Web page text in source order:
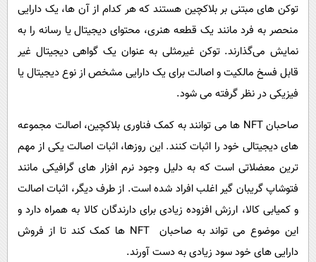
توکن‌ های مبتنی بر بلاکچین هستند که هر کدام از آن ها، یک دارایی
منحصر به فرد مانند یک قطعه هنری، محتوای دیجیتال یا رسانه را به
نمایش می‌گذارند. توکن غیرمثلی به عنوان یک گواهی دیجیتال غیر
قابل فسخ مالکیت و اصالت برای یک دارایی مشخص از نوع دیجیتال یا
فیزیکی در نظر گرفته می شود.
صاحبان NFT‌ ها می توانند به کمک فناوری بلاکچین، اصالت مجموعه
های دیجیتالی خود را اثبات کنند. این روزها، اثبات اصالت یکی از مهم
ترین معضلاتی است که به دلیل وجود نرم افزار های گرافیکی مانند
فتوشاپ گریبان گیر اغلب افراد شده است. از طرف دیگر، اثبات اصالت
و کمیابی کالا، ارزش افزوده زیادی برای دارندگان کالا به همراه دارد و
این موضوع می تواند به صاحبان NFT‌ ها کمک کند تا از فروش
دارایی های خود سود زیادی به دست آورند.